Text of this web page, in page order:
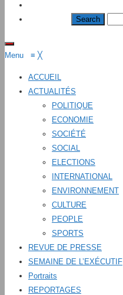
Menu ≡ ╳
ACCUEIL
ACTUALITÉS
POLITIQUE
ECONOMIE
SOCIÉTÉ
SOCIAL
ELECTIONS
INTERNATIONAL
ENVIRONNEMENT
CULTURE
PEOPLE
SPORTS
REVUE DE PRESSE
SEMAINE DE L’EXÉCUTIF
Portraits
REPORTAGES